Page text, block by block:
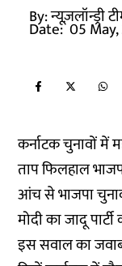
By:न्यूज़लॉन्ड्री
Date: 05
कर्नाटक चुनावों में
ताप फिलहाल
आंच से भाजपा
मोदी का जादू
इस सवाल का